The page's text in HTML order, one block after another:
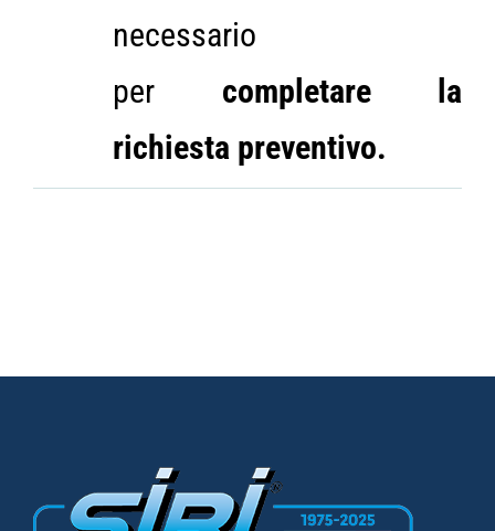
necessario
per completare la
richiesta preventivo.